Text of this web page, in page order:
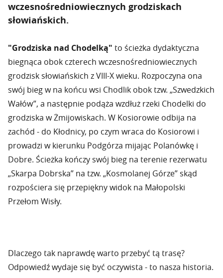
wczesnośredniowiecznych grodziskach
słowiańskich.
"Grodziska nad Chodelką" to ścieżka dydaktyczna
biegnąca obok czterech wczesnośredniowiecznych
grodzisk słowiańskich z VIII-X wieku. Rozpoczyna ona
swój bieg w na końcu wsi Chodlik obok tzw. „Szwedzkich
Wałów”, a następnie podąża wzdłuż rzeki Chodelki do
grodziska w Żmijowiskach. W Kosiorowie odbija na
zachód - do Kłodnicy, po czym wraca do Kosiorowi i
prowadzi w kierunku Podgórza mijając Polanówkę i
Dobre. Ścieżka kończy swój bieg na terenie rezerwatu
„Skarpa Dobrska” na tzw. „Kosmolanej Górze” skąd
rozpościera się przepiękny widok na Małopolski
Przełom Wisły.
Dlaczego tak naprawdę warto przebyć tą trasę?
Odpowiedź wydaje się być oczywista - to nasza historia.